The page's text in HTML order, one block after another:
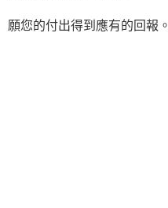
願您的付出得到應有的回報。